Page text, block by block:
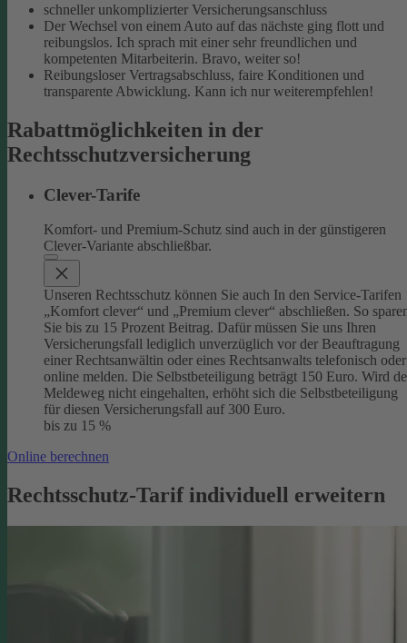
schneller unkomplizierter Versicherungsanschluss
Der Wechsel von einem Auto auf das nächste ging flott und
reibungslos. Ich sprach mit einer sehr freundlichen und
kompetenten Mitarbeiterin. Bravo, weiter so!
Reibungsloser Vertragsabschluss, faire Konditionen und
transparente Abwicklung. Kann ich nur weiterempfehlen!
Rabattmöglichkeiten in der
Rechtsschutzversicherung
Clever-Tarife
Komfort- und Premium-Schutz sind auch in der günstigeren
Clever-Variante abschließbar.
Unseren Rechtsschutz können Sie auch In den Service-Tarifen
„Komfort clever“ und „Premium clever“ abschließen. So
Sie bis zu 15 Prozent Beitrag. Dafür müssen Sie uns Ihren
Versicherungsfall lediglich unverzüglich vor der Beauftragung
einer Rechtsanwältin oder eines Rechtsanwalts telefonisch oder
online melden. Die Selbstbeteiligung beträgt 150 Euro. Wird
Meldeweg nicht eingehalten, erhöht sich die Selbstbeteiligung
für diesen Versicherungsfall auf 300 Euro.
bis zu 15 %
Online berechnen
Rechtsschutz-Tarif individuell erweitern